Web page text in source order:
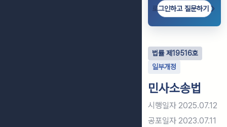
로그인하고 질문하기
법률제 19516호
일부개정
민사소송법
시행일자 2025.07.12
공포일자 2023.07.11